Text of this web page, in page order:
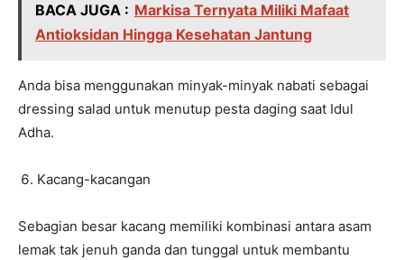
BACA JUGA : Markisa Ternyata Miliki Mafaat
Antioksidan Hingga Kesehatan Jantung
Anda bisa menggunakan minyak-minyak nabati sebagai
dressing salad untuk menutup pesta daging saat Idul
Adha.
Kacang-kacangan
Sebagian besar kacang memiliki kombinasi antara asam
lemak tak jenuh ganda dan tunggal untuk membantu